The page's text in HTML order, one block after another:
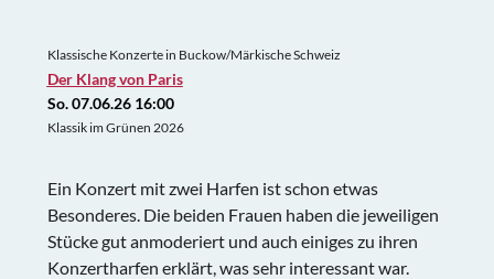
Klassische Konzerte in Buckow/Märkische Schweiz
Der Klang von Paris
So. 07.06.26 16:00
Klassik im Grünen 2026
Ein Konzert mit zwei Harfen ist schon etwas
Besonderes. Die beiden Frauen haben die jeweiligen
Stücke gut anmoderiert und auch einiges zu ihren
Konzertharfen erklärt, was sehr interessant war.